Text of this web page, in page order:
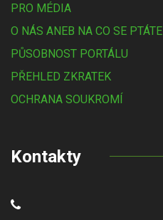
PRO MÉDIA
O NÁS ANEB NA CO SE PTÁTE
PŮSOBNOST PORTÁLU
PŘEHLED ZKRATEK
OCHRANA SOUKROMÍ
Kontakty